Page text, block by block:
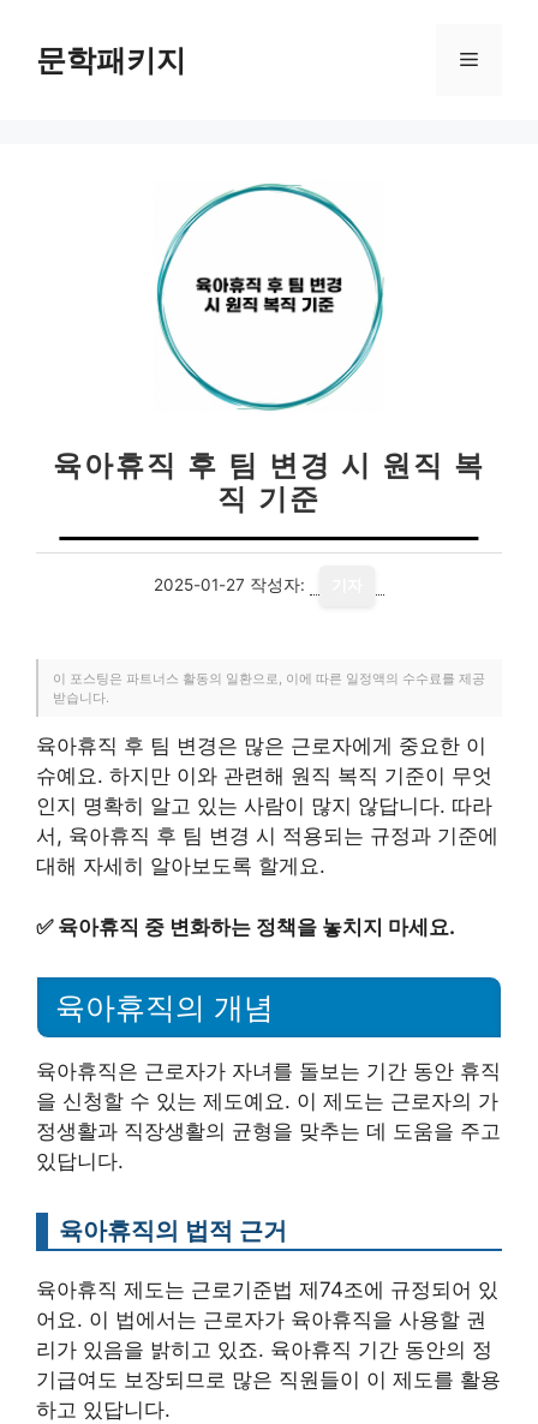
문학패키지 메
육아휴직 후 팀 변경 시 원직 복
직 기준
2025-01-27 작성자:
이 포스팅은 파트너스 활동의 일환으로, 이에 따른 일정액의 수수료를 제공
받습니다.
육아휴직 후 팀 변경은 많은 근로자에게 중요한 이
슈예요. 하지만 이와 관련해 원직 복직 기준이 무엇
인지 명확히 알고 있는 사람이 많지 않답니다. 따라
서, 육아휴직 후 팀 변경 시 적용되는 규정과 기준에
대해 자세히 알아보도록 할게요.
✅ 육아휴직 중 변화하는 정책을 놓치지 마세요.
육아휴직의 개념
육아휴직은 근로자가 자녀를 돌보는 기간 동안 휴직
을 신청할 수 있는 제도예요. 이 제도는 근로자의 가
정생활과 직장생활의 균형을 맞추는 데 도움을 주고
있답니다.
육아휴직의 법적 근거
육아휴직 제도는 근로기준법 제74조에 규정되어 있
어요. 이 법에서는 근로자가 육아휴직을 사용할 권
리가 있음을 밝히고 있죠. 육아휴직 기간 동안의 정
기급여도 보장되므로 많은 직원들이 이 제도를 활용
하고 있답니다.